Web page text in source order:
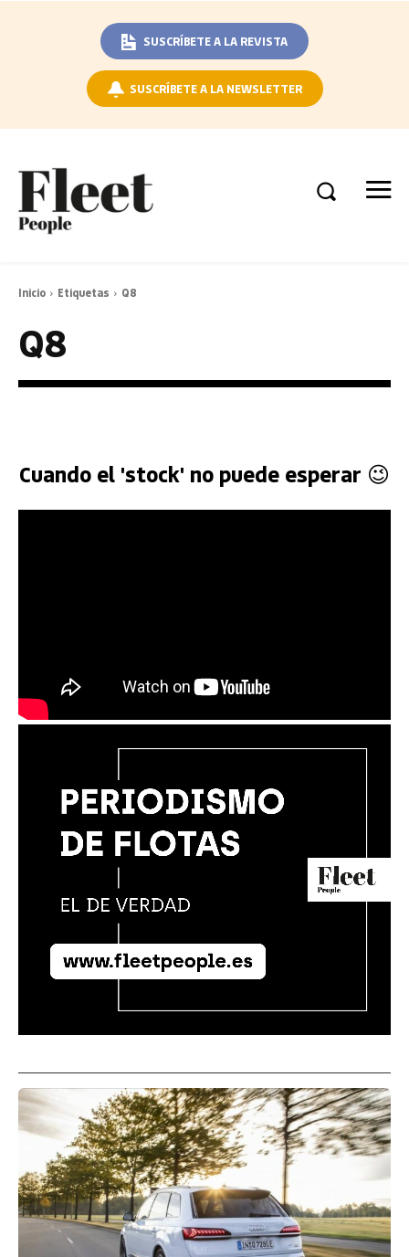
SUSCRÍBETE A LA REVISTA
SUSCRÍBETE A LA NEWSLETTER
Inicio Etiquetas Q8
Q8
Cuando el 'stock' no puede esperar 😉